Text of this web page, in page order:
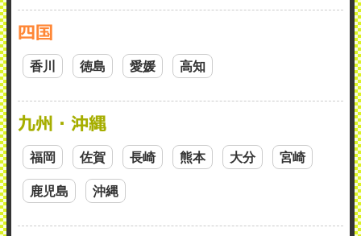
四国
香川 徳島 愛媛 高知
九州・沖縄
福岡 佐賀 長崎 熊本 大分 宮崎
鹿児島 沖縄